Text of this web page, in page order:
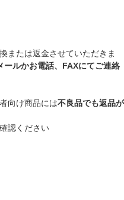
または返金させていただきま
ルかお電話、FAXにてご連絡
向け商品には不良品でも返品が
認ください